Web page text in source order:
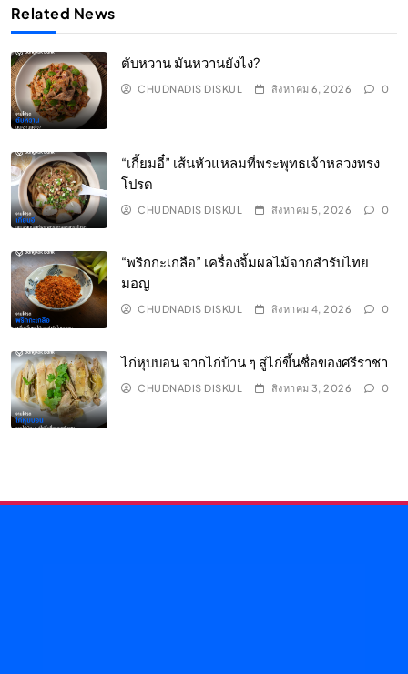
Related News
ตับหวาน มันหวานยังไง?
CHUDNADIS DISKUL สิงหาคม 6, 2026 0
“เกี้ยมอี๋” เส้นหัวแหลมที่พระพุทธเจ้าหลวงทรง
โปรด
CHUDNADIS DISKUL สิงหาคม 5, 2026 0
“พริกกะเกลือ” เครื่องจิ้มผลไม้จากสำรับไทย
มอญ
CHUDNADIS DISKUL สิงหาคม 4, 2026 0
ไก่หุบบอน จากไก่บ้าน ๆ สู่ไก่ขึ้นชื่อของศรีราชา
CHUDNADIS DISKUL สิงหาคม 3, 2026 0